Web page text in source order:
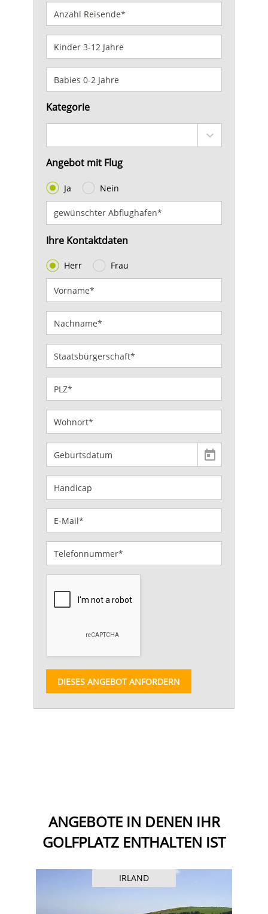
Kategorie
Angebot mit Flug
Ja Nein
Ihre Kontaktdaten
Herr Frau
DIESES ANGEBOT ANFORDERN
ANGEBOTE IN DENEN IHR
GOLFPLATZ ENTHALTEN IST
IRLAND